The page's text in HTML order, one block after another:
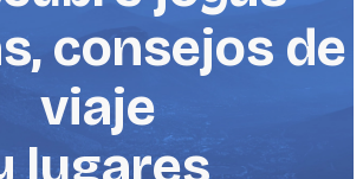
consejos de
viaje